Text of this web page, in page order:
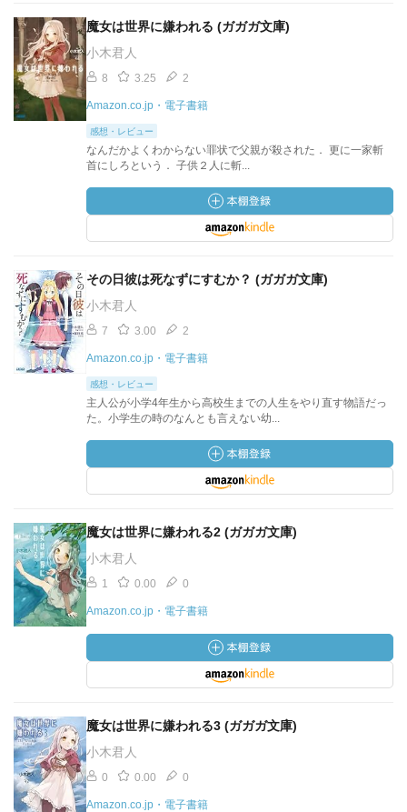
魔女は世界に嫌われる (ガガガ文庫)
小木君人
8 3.25 2
Amazon.co.jp・電子書籍
感想・レビュー
なんだかよくわからない罪状で父親が殺された． 更に一家斬
首にしろという． 子供２人に斬...
その日彼は死なずにすむか？ (ガガガ文庫)
小木君人
7 3.00 2
Amazon.co.jp・電子書籍
感想・レビュー
主人公が小学4年生から高校生までの人生をやり直す物語だっ
た。小学生の時のなんとも言えない幼...
魔女は世界に嫌われる2 (ガガガ文庫)
小木君人
1 0.00 0
Amazon.co.jp・電子書籍
魔女は世界に嫌われる3 (ガガガ文庫)
小木君人
0 0.00 0
Amazon.co.jp・電子書籍